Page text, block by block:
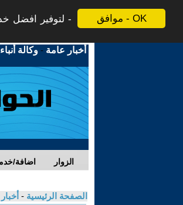
موافق - OK
لتوفير افضل
أخبار عامة -وكالة
اضافة/ الزوار
الصفحة الرئيسية -